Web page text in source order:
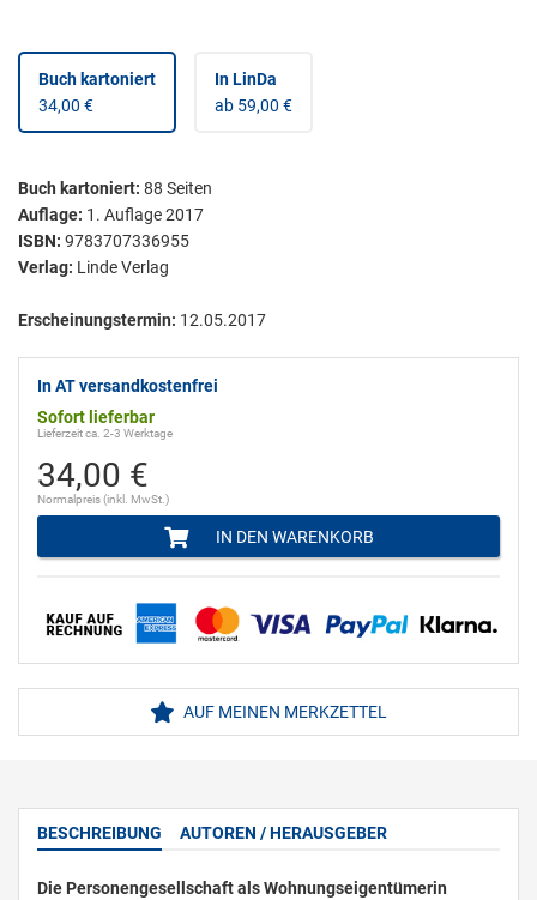
Buch kartoniert
34,00 €
In LinDa
ab 59,00 €
Buch kartoniert: 88 Seiten
Auflage: 1. Auflage 2017
ISBN: 9783707336955
Verlag: Linde Verlag
Erscheinungstermin: 12.05.2017
In AT versandkostenfrei
Sofort lieferbar
Lieferzeit ca. 2-3 Werktage
34,00 €
Normalpreis (inkl. MwSt.)
IN DEN WARENKORB
AUF MEINEN MERKZETTEL
BESCHREIBUNG AUTOREN / HERAUSGEBER
Die Personengesellschaft als Wohnungseigentümerin